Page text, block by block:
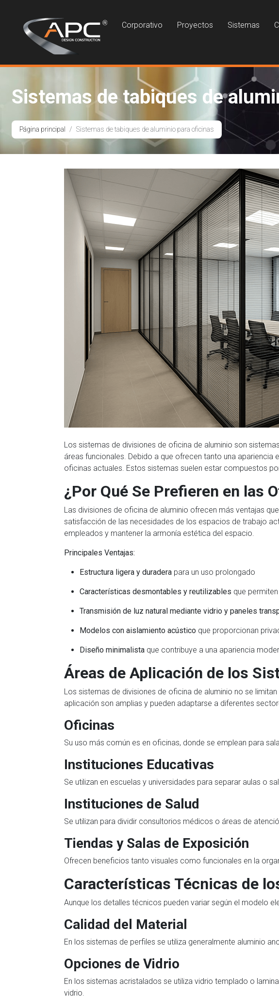
Corporativo Proyectos Sistemas
Sistemas de tabiques de
Página principal Sistemas de tabiques de aluminio para oficinas
Los sistemas de divisiones de oficina de aluminio son
áreas funcionales. Debido a que ofrecen tanto una
oficinas actuales. Estos sistemas suelen estar compuestos
¿Por Qué Se Prefieren en las
Las divisiones de oficina de aluminio ofrecen más ventajas
satisfacción de las necesidades de los espacios de trabajo
empleados y mantener la armonía estética del espacio.
Principales Ventajas:
Estructura ligera y duradera para un uso prolongado
Características desmontables y reutilizables que
Transmisión de luz natural mediante vidrio y paneles
Modelos con aislamiento acústico que proporcionan
Diseño minimalista que contribuye a una apariencia
Áreas de Aplicación de los
Los sistemas de divisiones de oficina de aluminio no se
aplicación son amplias y pueden adaptarse a diferentes
Oficinas
Su uso más común es en oficinas, donde se emplean para
Instituciones Educativas
Se utilizan en escuelas y universidades para separar aulas o
Instituciones de Salud
Se utilizan para dividir consultorios médicos o áreas de
Tiendas y Salas de Exposición
Ofrecen beneficios tanto visuales como funcionales en la
Características Técnicas de
Aunque los detalles técnicos pueden variar según el modelo
Calidad del Material
En los sistemas de perfiles se utiliza generalmente aluminio
Opciones de Vidrio
En los sistemas acristalados se utiliza vidrio templado o
vidrio.